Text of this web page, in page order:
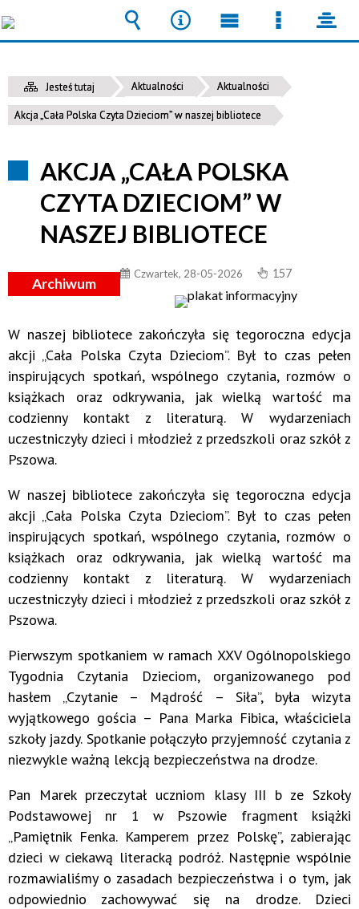
Jesteś tutaj Aktualności Aktualności
Akcja „Cała Polska Czyta Dzieciom” w naszej bibliotece
AKCJA „CAŁA POLSKA
CZYTA DZIECIOM” W
NASZEJ BIBLIOTECE
Archiwum
Czwartek, 28-05-2026 157
W naszej bibliotece zakończyła się tegoroczna edycja
akcji „Cała Polska Czyta Dzieciom”. Był to czas pełen
inspirujących spotkań, wspólnego czytania, rozmów o
książkach oraz odkrywania, jak wielką wartość ma
codzienny kontakt z literaturą. W wydarzeniach
uczestniczyły dzieci i młodzież z przedszkoli oraz szkół z
Pszowa.
W naszej bibliotece zakończyła się tegoroczna edycja
akcji „Cała Polska Czyta Dzieciom”. Był to czas pełen
inspirujących spotkań, wspólnego czytania, rozmów o
książkach oraz odkrywania, jak wielką wartość ma
codzienny kontakt z literaturą. W wydarzeniach
uczestniczyły dzieci i młodzież z przedszkoli oraz szkół z
Pszowa.
Pierwszym spotkaniem w ramach XXV Ogólnopolskiego
Tygodnia Czytania Dzieciom, organizowanego pod
hasłem „Czytanie – Mądrość – Siła”, była wizyta
wyjątkowego gościa – Pana Marka Fibica, właściciela
szkoły jazdy. Spotkanie połączyło przyjemność czytania z
niezwykle ważną lekcją bezpieczeństwa na drodze.
Pan Marek przeczytał uczniom klasy III b ze Szkoły
Podstawowej nr 1 w Pszowie fragment książki
„Pamiętnik Fenka. Kamperem przez Polskę”, zabierając
dzieci w ciekawą literacką podróż. Następnie wspólnie
rozmawialiśmy o zasadach bezpieczeństwa i o tym, jak
odpowiednio zachowywać się na drodze. Dzieci
Wyszukiwarka
Narzędzia
MenuMenu